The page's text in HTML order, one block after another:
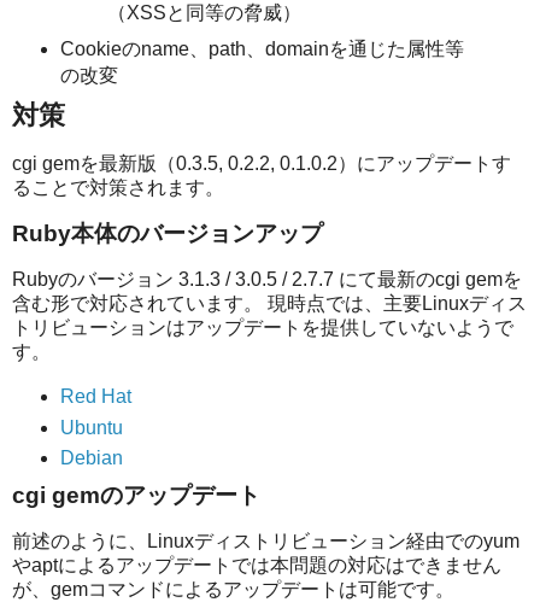
（XSSと同等の脅威）
Cookieのname、path、domainを通じた属性等
の改変
対策
cgi gemを最新版（0.3.5, 0.2.2, 0.1.0.2）にアップデートす
ることで対策されます。
Ruby本体のバージョンアップ
Rubyのバージョン 3.1.3 / 3.0.5 / 2.7.7 にて最新のcgi gemを
含む形で対応されています。 現時点では、主要Linuxディス
トリビューションはアップデートを提供していないようで
す。
Red Hat
Ubuntu
Debian
cgi gemのアップデート
前述のように、Linuxディストリビューション経由でのyum
やaptによるアップデートでは本問題の対応はできません
が、gemコマンドによるアップデートは可能です。